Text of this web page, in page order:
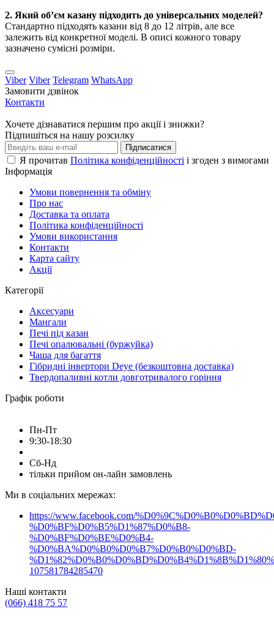
2. Який об’єм казану підходить до універсальних моделей?
Стандартно підходять казани від 8 до 12 літрів, але все
залежить від конкретної моделі. В описі кожного товару
зазначено сумісні розміри.
Viber Viber Telegram WhatsApp
Замовити дзвінок
Контакти
Хочете дізнаватися першим про акції і знижки?
Підпишіться на нашу розсилку
Підписатися
Я прочитав Політика конфіденційності і згоден з вимогами
Інформація
Умови повернення та обміну
Про нас
Доставка та оплата
Політика конфіденційності
Умови використання
Контакти
Карта сайту
Акції
Категорії
Аксесуари
Мангали
Печі під казан
Печі опалювальні (буржуйка)
Чаша для багаття
Гібридні інвертори Deye (безкоштовна доставка)
Твердопаливні котли довготривалого горіння
Графік роботи
Пн-Пт
9:30-18:30
Сб-Нд
тільки прийом он-лайн замовлень
Ми в соціальних мережах:
https://www.facebook.com/
%D0%BF%D0%B5%D1%87%D0%B8-
%D0%BF%D0%BE%D0%B4-
%D0%BA%D0%B0%D0%B7%D0%B0%D0%BD-
107581784285470
Наші контакти
(066) 418 75 57